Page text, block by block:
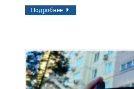
Подробнее